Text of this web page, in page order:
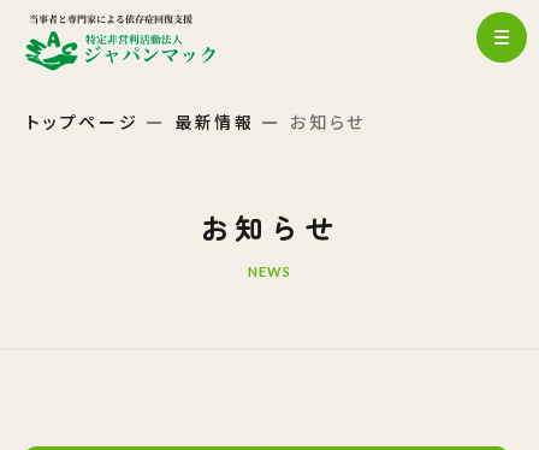
トップページ 最新情報 お知らせ
お知らせ
NEWS